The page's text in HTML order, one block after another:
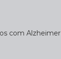
com Alzheimer